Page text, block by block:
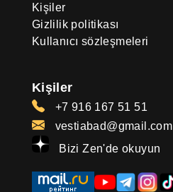
Kişiler
Gizlilik politikası
Kullanıcı sözleşmeleri
Kişiler
+7 916 167 51 51
vestiabad@gmail.com
Bizi Zen'de okuyun